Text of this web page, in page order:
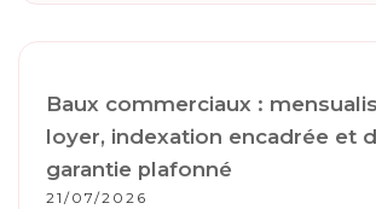
Baux commerciaux :
loyer, indexation encadrée et
garantie plafonné
21/07/2026